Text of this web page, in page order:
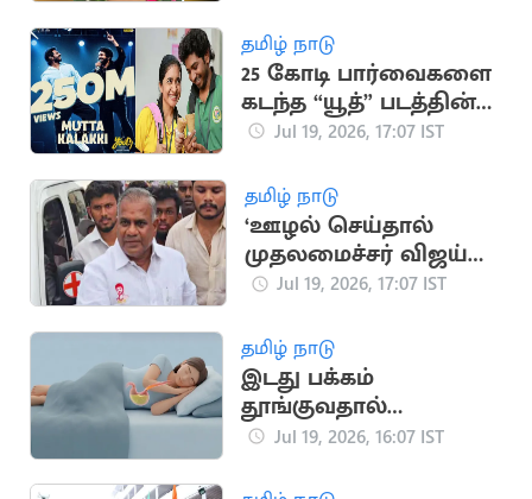
தமிழ் நாடு
25 கோடி பார்வைகளை
கடந்த “யூத்” படத்தின்
“முட்ட கலக்கி” பாடல்
Jul 19, 2026, 17:07 IST
தமிழ் நாடு
‘ஊழல் செய்தால்
முதலமைச்சர் விஜய்
நீக்கிவிடுவார்’..
Jul 19, 2026, 17:07 IST
தமிழ் நாடு
இடது பக்கம்
தூங்குவதால்
கிடைக்கும் முக்கிய
Jul 19, 2026, 16:07 IST